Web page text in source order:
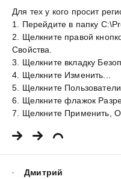
Для тех у кого просит
1. Перейдите в папку
2. Щелкните правой
Свойства.
3. Щелкните вкладку
4. Щелкните Изменить...
5. Щелкните
6. Щелкните флажок
7. Щелкните Применить,
Дмитрий